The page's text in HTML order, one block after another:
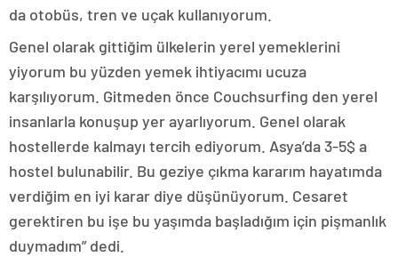
da otobüs, tren ve uçak kullanıyorum.
Genel olarak gittiğim ülkelerin yerel yemeklerini
yiyorum bu yüzden yemek ihtiyacımı ucuza
karşılıyorum. Gitmeden önce Couchsurfing den yerel
insanlarla konuşup yer ayarlıyorum. Genel olarak
hostellerde kalmayı tercih ediyorum. Asya’da 3-5$ a
hostel bulunabilir. Bu geziye çıkma kararım hayatımda
verdiğim en iyi karar diye düşünüyorum. Cesaret
gerektiren bu işe bu yaşımda başladığım için pişmanlık
duymadım” dedi.